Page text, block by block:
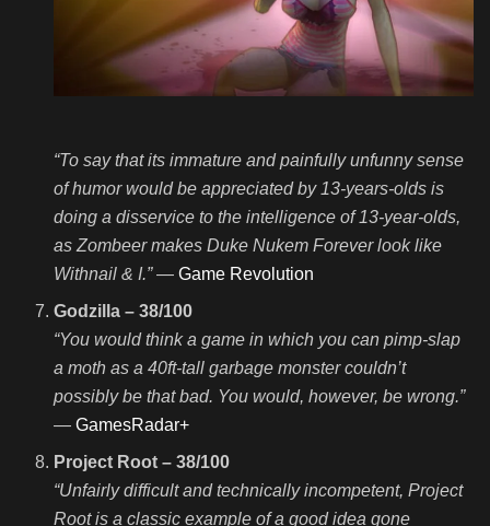
“To say that its immature and painfully unfunny sense
of humor would be appreciated by 13-years-olds is
doing a disservice to the intelligence of 13-year-olds,
as Zombeer makes Duke Nukem Forever look like
Withnail & I.”—Game Revolution
Godzilla – 38/100
“You would think a game in which you can pimp-slap
a moth as a 40ft-tall garbage monster couldn’t
possibly be that bad. You would, however, be wrong.”
—GamesRadar+
Project Root – 38/100
“Unfairly difficult and technically incompetent, Project
Root is a classic example of a good idea gone